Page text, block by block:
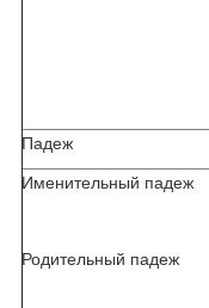
Падеж
Именительный падеж
Родительный падеж